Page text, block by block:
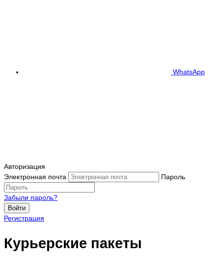
WhatsApp
Авторизация
Электронная почта
Пароль
Забыли пароль?
Войти
Регистрация
Курьерские пакеты